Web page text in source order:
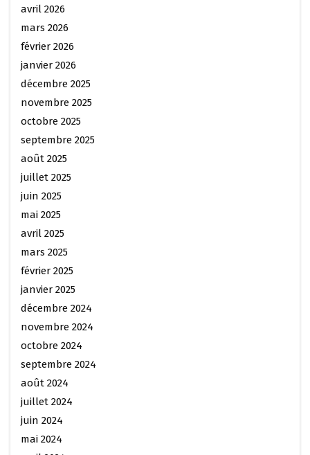
avril 2026
mars 2026
février 2026
janvier 2026
décembre 2025
novembre 2025
octobre 2025
septembre 2025
août 2025
juillet 2025
juin 2025
mai 2025
avril 2025
mars 2025
février 2025
janvier 2025
décembre 2024
novembre 2024
octobre 2024
septembre 2024
août 2024
juillet 2024
juin 2024
mai 2024